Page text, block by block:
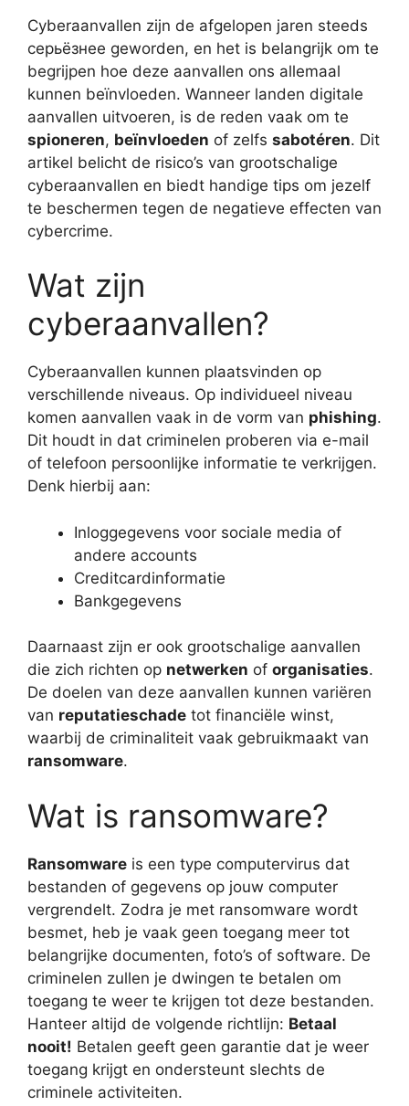
Cyberaanvallen zijn de afgelopen jaren steeds
серьёзнее geworden, en het is belangrijk om te
begrijpen hoe deze aanvallen ons allemaal
kunnen beïnvloeden. Wanneer landen digitale
aanvallen uitvoeren, is de reden vaak om te
spioneren, beïnvloeden of zelfs sabotéren. Dit
artikel belicht de risico’s van grootschalige
cyberaanvallen en biedt handige tips om jezelf
te beschermen tegen de negatieve effecten van
cybercrime.
Wat zijn
cyberaanvallen?
Cyberaanvallen kunnen plaatsvinden op
verschillende niveaus. Op individueel niveau
komen aanvallen vaak in de vorm van phishing.
Dit houdt in dat criminelen proberen via e-mail
of telefoon persoonlijke informatie te verkrijgen.
Denk hierbij aan:
Inloggegevens voor sociale media of
andere accounts
Creditcardinformatie
Bankgegevens
Daarnaast zijn er ook grootschalige aanvallen
die zich richten op netwerken of organisaties.
De doelen van deze aanvallen kunnen variëren
van reputatieschade tot financiële winst,
waarbij de criminaliteit vaak gebruikmaakt van
ransomware.
Wat is ransomware?
Ransomware is een type computervirus dat
bestanden of gegevens op jouw computer
vergrendelt. Zodra je met ransomware wordt
besmet, heb je vaak geen toegang meer tot
belangrijke documenten, foto’s of software. De
criminelen zullen je dwingen te betalen om
toegang te weer te krijgen tot deze bestanden.
Hanteer altijd de volgende richtlijn: Betaal
nooit! Betalen geeft geen garantie dat je weer
toegang krijgt en ondersteunt slechts de
criminele activiteiten.